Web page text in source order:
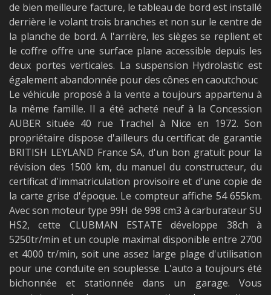
de bien meilleure facture, le tableau de bord est installé
derrière le volant trois branches et non sur le centre de
la planche de bord. A l'arrière, les sièges se replient et
le coffre offre une surface plane accessible depuis les
deux portes verticales. La suspension Hydrolastic est
également abandonnée pour des cônes en caoutchouc
Le véhicule proposé à la vente a toujours appartenu à
la même famille. Il a été acheté neuf à la Concession
AUBER située 40 rue Trachel à Nice en 1972. Son
propriétaire dispose d'ailleurs du certificat de garantie
BRITISH LEYLAND France SA, d'un bon gratuit pour la
révision des 1500 km, du manuel du constructeur, du
certificat d'immatriculation provisoire et d'une copie de
la carte grise d'époque. Le compteur affiche 54 655km.
Avec son moteur type 99H de 998 cm3 à carburateur SU
HS2, cette CLUBMAN ESTATE développe 38ch à
5250tr/min et un couple maximal disponible entre 2700
et 4000 tr/min, soit une assez large plage d'utilisation
pour une conduite en souplesse. L'auto a toujours été
bichonnée et stationnée dans un garage. Vous